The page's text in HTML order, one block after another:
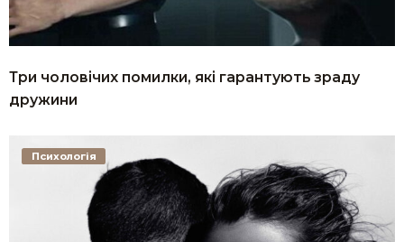
Три чоловічих помилки, які гарантують зраду
дружини
Психологія